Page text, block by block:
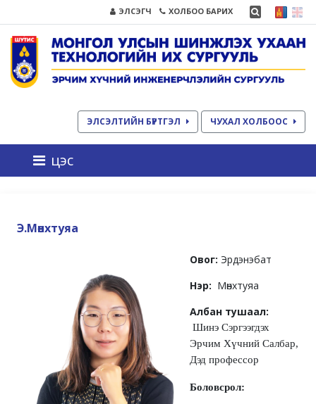
ЭЛСЭГЧ ХОЛБОО БАРИХ
ЭЛСЭЛТИЙН БҮРТГЭЛ ЧУХАЛ ХОЛБООС
цэс
Э.Мөнхтуяа
Овог: Эрдэнэбат
Нэр: Мөнхтуяа
Албан тушаал:
Шинэ Сэргээгдэх
Эрчим Хүчний Салбар,
Дэд профессор
Боловсрол: